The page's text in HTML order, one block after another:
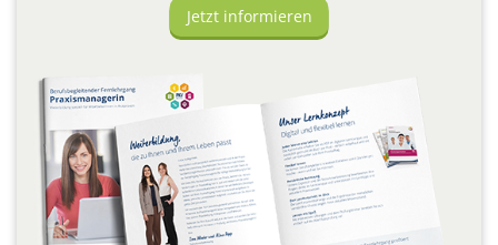
Jetzt informieren